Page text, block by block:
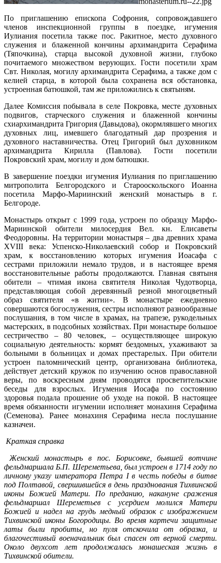
По приглашению епископа Софрония, сопровождавшего
членов инспекционной группы в поездке, игумения
Иулиания посетила также пос. Ракитное, место духовного
служения и блаженной кончины архимандрита Серафима
(Тяпочкина), старца высокой духовной жизни, глубоко
почитаемого множеством верующих. Гости посетили храм
Свт. Николая, могилу архимандрита Серафима, а также дом с
келией старца, в которой была сохранена вся обстановка,
устроенная батюшкой, там же приложились к святыням.
Далее Комиссия побывала в селе Покровка, месте духовных
подвигов, старческого служения и блаженной кончины
схиархимандрита Григория (Давыдова), окормлявшего многих
духовных лиц, имевшего благодатный дар прозрения и
духовного наставничества. Отец Григорий был духовником
архимандрита Кирилла (Павлова). Гости посетили
Покровский храм, могилу и дом батюшки.
В завершение поездки игумения Иулиания по приглашению
митрополита Белгородского и Старооскольского Иоанна
посетила Марфо-Мариинский женский монастырь в г.
Белгороде.
Монастырь открыт с 1999 года, устроен по образцу Марфо-
Мариинской обители милосердия Вел. кн. Елисаветы
Феодоровны. На территории монастыря – два древних храма
XVIII века: Успенско-Николаевский собор и Покровский
храм, к восстановлению которых игумения Иоасафа с
сестрами приложили немало трудов, и в настоящее время
восстановительные работы продолжаются. Главная святыня
обители – чтимая икона святителя Николая Чудотворца,
представляющая собой деревянный резной многоцветный
образ святителя «в житии». В монастыре ежедневно
совершаются богослужения, сестры исполняют разнообразные
послушания, в том числе в храмах, на трапезе, рукодельных
мастерских, в подсобных хозяйствах. При монастыре большое
сестричество – 80 человек, – осуществляющее широкую
социальную деятельность: кормят бездомных, ухаживают за
больными в больницах и домах престарелых. При обители
устроен паломнический центр, организована библиотека,
действует детский кружок по изучению основ православной
веры, по воскресным дням проводятся просветительские
беседы для взрослых. Игумения Иосафа по состоянию
здоровья подала прошение об уходе на покой. В настоящее
время обязанности игумении исполняет монахиня Серафима
(Семенова). Ранее монахиня Серафима несла послушание
казначеи.
Краткая справка
Женский монастырь в пос. Борисовке, бывшей вотчине
фельдмаршала Б.П. Шереметьева, был устроен в 1714 году по
личному указу императора Петра I в честь победы в битве
под Полтавой, свершившейся в день празднования Тихвинской
иконы Божией Матери. По преданию, накануне сражения
фельдмаршал Шереметьев с усердием молился Матери
Божией и надел на грудь медный образок с изображением
Тихвинской иконы Богородицы. Во время картечи защитные
латы были пробиты, но пуля отскочила от образка, и
благочестивый военачальник был спасен от верной смерти.
Около двухсот лет продолжалась монашеская жизнь в
Тихвинской обители.